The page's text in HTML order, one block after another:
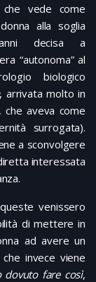
che vede come
alla soglia
decisa a
“autonoma” al
biologico
, arrivata molto in
aveva come
surrogata).
a sconvolgere
interessata
venissero
di mettere in
ad avere un
invece viene
dovuto fare così,